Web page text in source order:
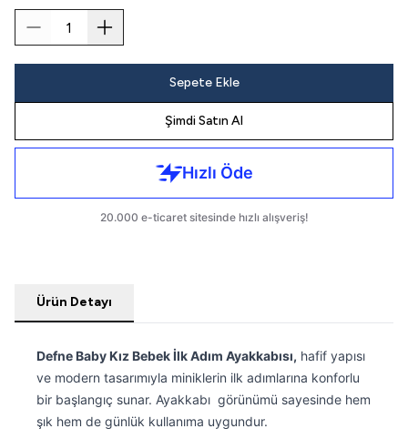
Sepete Ekle
Şimdi Satın Al
Ürün Detayı
Defne Baby Kız Bebek İlk Adım Ayakkabısı, hafif yapısı
ve modern tasarımıyla miniklerin ilk adımlarına konforlu
bir başlangıç sunar. Ayakkabı görünümü sayesinde hem
şık hem de günlük kullanıma uygundur.